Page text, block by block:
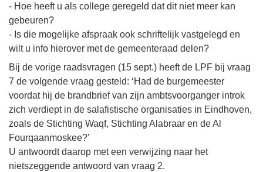
- Hoe heeft u als college geregeld dat dit niet meer kan
gebeuren?
- Is die mogelijke afspraak ook schriftelijk vastgelegd en
wilt u info hierover met de gemeenteraad delen?
Bij de vorige raadsvragen (15 sept.) heeft de LPF bij vraag
7 de volgende vraag gesteld: ‘Had de burgemeester
voordat hij de brandbrief van zijn ambtsvoorganger introk
zich verdiept in de salafistische organisaties in Eindhoven,
zoals de Stichting Waqf, Stichting Alabraar en de Al
Fourqaanmoskee?’
U antwoordt daarop met een verwijzing naar het
nietszeggende antwoord van vraag 2.